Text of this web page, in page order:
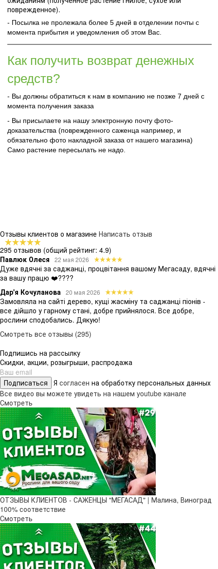
поврежденное).
- Посылка не пролежала более 5 дней в отделении почты с
момента прибытия и уведомления об этом Вас.
Как получить возврат денежных
средств?
- Вы должны обратиться к нам в компанию не позже 7 дней с
момента получения заказа
- Вы присылаете на нашу электронную почту фото-
доказательства (поврежденного саженца например, и
обязательно фото накладной заказа от нашего магазина)
Само растение пересылать не надо.
Отзывы клиентов о магазине Написать отзыв
295 отзывов (общий рейтинг: 4.9)
Павлюк Олеся
22 мая 2026
Дуже вдячні за саджанці, процвітання вашому Мегасаду, вдячні
за вашу працю ❤️????
Дар'я Кочуланова 20 мая 2026
Замовляла на сайті дерево, кущі жасміну та саджанці піонів -
все дійшло у гарному стані, добре прийнялося. Все добре,
рослини сподобались. Дякую!
Смотреть все отзывы (295)
Подпишись на рассылку
Скидки, акции, розыгрыши, распродажа
Подписаться Я согласен на обработку персональных данных
Все видео вы можете увидеть на нашем youtube канале
Смотреть
ОТЗЫВЫ КЛИЕНТОВ - САЖЕНЦЫ "МЕГАСАД" | Малина, Виноград
100% соответствие
Смотреть